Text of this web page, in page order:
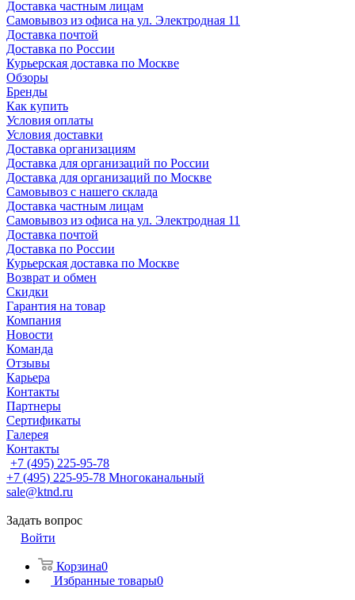
Доставка частным лицам
Самовывоз из офиса на ул. Электродная 11
Доставка почтой
Доставка по России
Курьерская доставка по Москве
Обзоры
Бренды
Как купить
Условия оплаты
Условия доставки
Доставка организациям
Доставка для организаций по России
Доставка для организаций по Москве
Самовывоз с нашего склада
Доставка частным лицам
Самовывоз из офиса на ул. Электродная 11
Доставка почтой
Доставка по России
Курьерская доставка по Москве
Возврат и обмен
Скидки
Гарантия на товар
Компания
Новости
Команда
Отзывы
Карьера
Контакты
Партнеры
Сертификаты
Галерея
Контакты
+7 (495) 225-95-78
+7 (495) 225-95-78 Многоканальный
sale@ktnd.ru
Задать вопрос
Войти
Корзина0
Избранные товары0